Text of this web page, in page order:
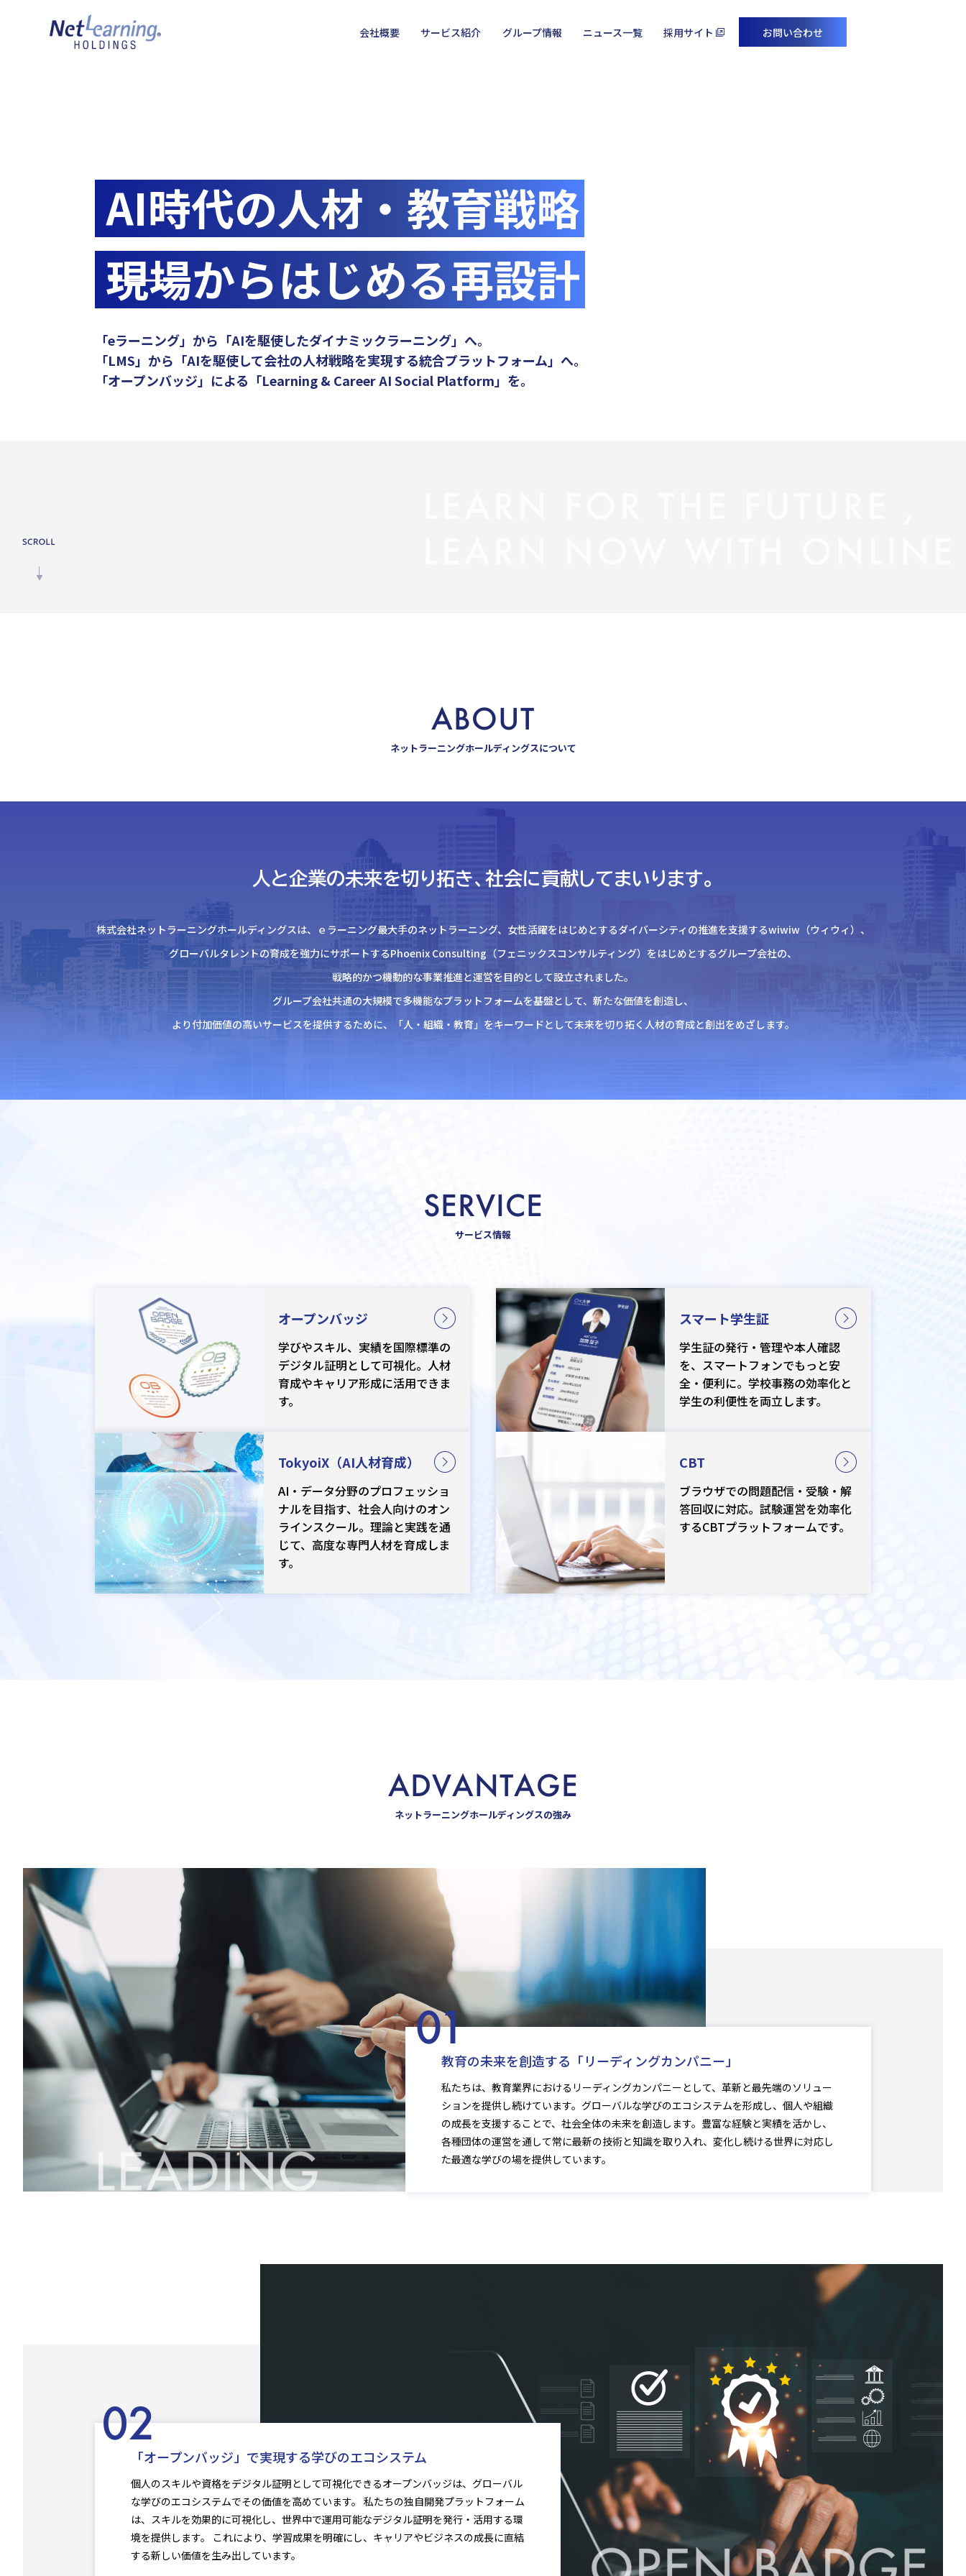
会社概要 サービス紹介 グループ情報 ニュース一覧 採用サイト お問い合わせ
AI時代の人材・教育戦略
――現場からはじめる再設計
「eラーニング」から「AIを駆使したダイナミックラーニング」へ。
「LMS」から「AIを駆使して会社の人材戦略を実現する統合プラットフォーム」へ。
「オープンバッジ」による「Learning & Career AI Social Platform」を。
ABOUT
ネットラーニングホールディングスについて
人と企業の未来を切り拓き、 社会に貢献してまいります。
株式会社ネットラーニングホールディングスは、 ｅラーニング最大手のネットラーニング、 女性活躍をはじめとするダイバーシティの推進を支援するwiwiw（ウィウィ）、
グローバルタレントの育成を強力にサポートするPhoenix Consulting（フェニックスコンサルティング） をはじめとするグループ会社の、
戦略的かつ機動的な事業推進と運営を目的として設立されました。
グループ会社共通の大規模で多機能なプラットフォームを基盤として、 新たな価値を創造し、
より付加価値の高いサービスを提供するために、
「人・組織・教育」をキーワードとして未来を切り拓く人材の育成と創出をめざします。
SERVICE
サービス情報
オープンバッジ
学びやスキル、実績を国際標準の
デジタル証明として可視化。人材
育成やキャリア形成に活用できま
す。
スマート学生証
学生証の発行・管理や本人確認
を、スマートフォンでもっと安
全・便利に。学校事務の効率化と
学生の利便性を両立します。
TokyoiX（AI人材育成）
AI・データ分野のプロフェッショ
ナルを目指す、社会人向けのオン
ラインスクール。理論と実践を通
じて、高度な専門人材を育成しま
す。
CBT
ブラウザでの問題配信・受験・解
答回収に対応。試験運営を効率化
するCBTプラットフォームです。
ADVANTAGE
ネットラーニングホールディングスの強み
教育の未来を創造する「リーディングカンパニー」
私たちは、教育業界におけるリーディングカンパニーとして、革新と最先端のソリュー
ションを提供し続けています。グローバルな学びのエコシステムを形成し、個人や組織
の成長を支援することで、社会全体の未来を創造します。豊富な経験と実績を活かし、
各種団体の運営を通して常に最新の技術と知識を取り入れ、変化し続ける世界に対応し
た最適な学びの場を提供しています。
「オープンバッジ」で実現する学びのエコシステム
個人のスキルや資格をデジタル証明として可視化できるオープンバッジは、グローバル
な学びのエコシステムでその価値を高めています。 私たちの独自開発プラットフォーム
は、スキルを効果的に可視化し、世界中で運用可能なデジタル証明を発行・活用する環
境を提供します。 これにより、学習成果を明確にし、キャリアやビジネスの成長に直結
する新しい価値を生み出しています。